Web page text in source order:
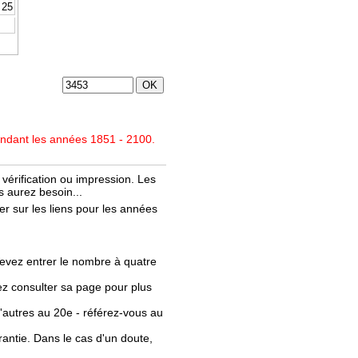
25
les années 1851 - 2100.
ou impression. Les
besoin...
sur les liens pour les années
entrer le nombre à quatre
consulter sa page pour plus
au 20e - référez-vous au
Dans le cas d'un doute,